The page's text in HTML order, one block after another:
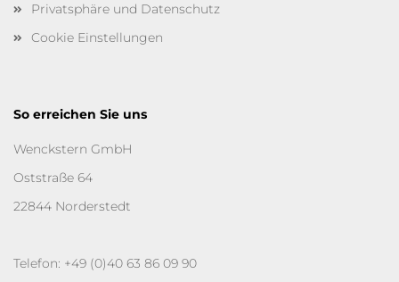
Privatsphäre und Datenschutz
Cookie Einstellungen
So erreichen Sie uns
Wenckstern GmbH
Oststraße 64
22844 Norderstedt
Telefon: +49 (0)40 63 86 09 90